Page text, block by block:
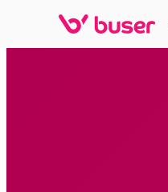
Home